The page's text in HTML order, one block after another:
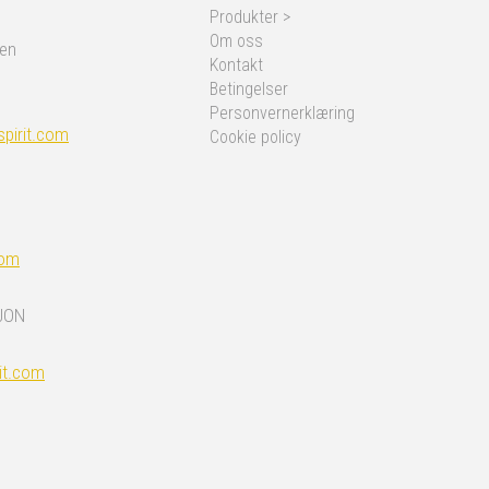
Produkter >
Om oss
Kontakt
Betingelser
Personvernerklæring
Cookie policy